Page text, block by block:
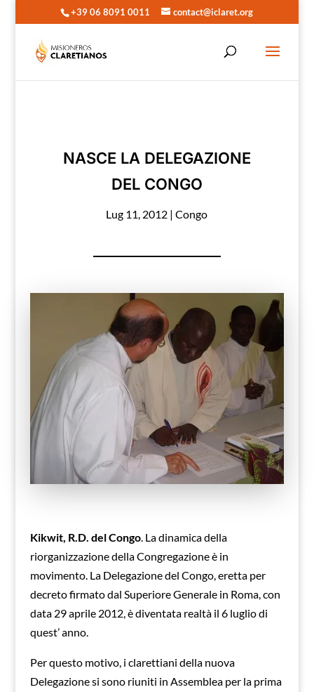
+39 06 8091 0011 contact@iclaret.org
NASCE LA DELEGAZIONE
DEL CONGO
Lug 11, 2012 |Congo
Kikwit, R.D. del Congo. La dinamica della
riorganizzazione della Congregazione è in
movimento. La Delegazione del Congo, eretta per
decreto firmato dal Superiore Generale in Roma, con
data 29 aprile 2012, è diventata realtà il 6 luglio di
quest’ anno.
Per questo motivo, i clarettiani della nuova
Delegazione si sono riuniti in Assemblea per la prima